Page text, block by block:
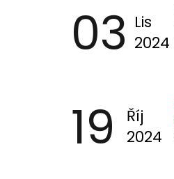
03 Lis
2024
19
Říj
2024